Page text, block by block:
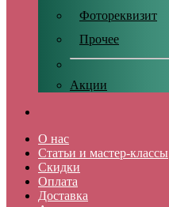
Фотореквизит
Прочее
Акции
О нас
Статьи и мастер-классы
Скидки
Оплата
Доставка